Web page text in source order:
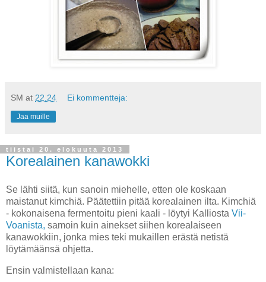
SM at 22.24 Ei kommentteja:
Jaa muille
tiistai 20. elokuuta 2013
Korealainen kanawokki
Se lähti siitä, kun sanoin miehelle, etten ole koskaan
maistanut kimchiä. Päätettiin pitää korealainen ilta. Kimchiä
- kokonaisena fermentoitu pieni kaali - löytyi Kalliosta Vii-
Voanista, samoin kuin ainekset siihen korealaiseen
kanawokkiin, jonka mies teki mukaillen erästä netistä
löytämäänsä ohjetta.
Ensin valmistellaan kana: